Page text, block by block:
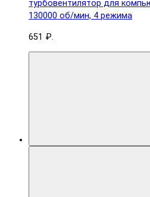
турбовентилятор для
130000 об/мин, 4 режима
651 ₽.